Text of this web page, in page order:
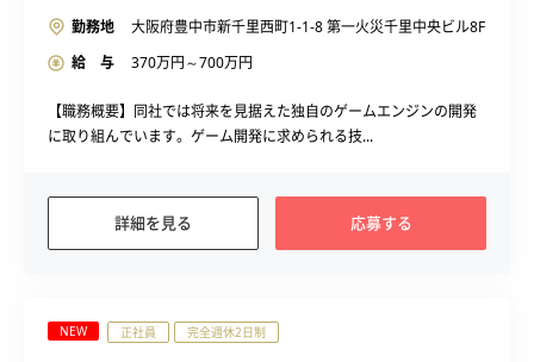
勤務地
大阪府豊中市新千里西町1-1-8 第一火災千里中央ビル8F
給 与
370万円～700万円
【職務概要】同社では将来を見据えた独自のゲームエンジンの開発
に取り組んでいます。ゲーム開発に求められる技...
詳細を見る 応募する
NEW 正社員 完全週休2日制